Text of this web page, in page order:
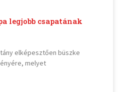
legjobb csapatának
elképesztően büszke
melyet